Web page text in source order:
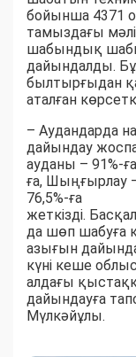
бойынша 4371
тамыздағы
шабындық
дайындалды.
былтырғыдан
аталған
– Аудандарда
дайындау
ауданы – 91%-
ға, Шыңғырлау
76,5%-ға
жеткізді.
да шөп шабуға
азығын
күні кеше
алдағы
дайындауға
Мүлкәйұлы.